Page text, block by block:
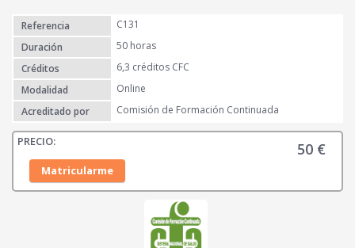
Referencia
C131
Duración
50 horas
Créditos
6,3 créditos CFC
Modalidad
Online
Acreditado por
Comisión de Formación Continuada
50 €
Matricularme